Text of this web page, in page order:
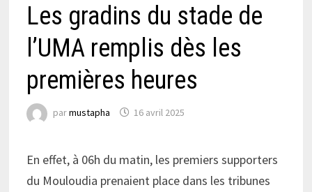
Les gradins du stade de
l’UMA remplis dès les
premières heures
parmustapha 16 avril 2025
En effet, à 06h du matin, les premiers supporters
du Mouloudia prenaient place dans les tribunes